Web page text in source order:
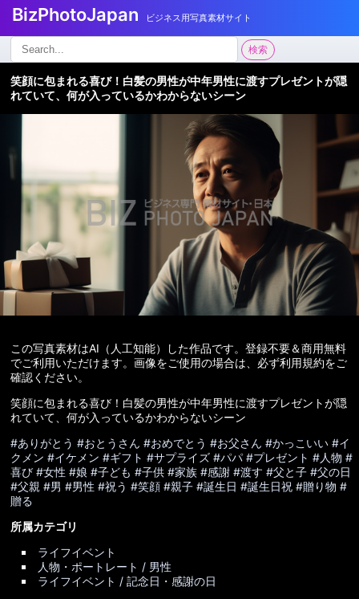
BizPhotoJapan ビジネス用写真素材サイト
検
索:
検索
笑顔に包まれる喜び！白髪の男性が中年男性に渡すプレゼントが隠
れていて、何が入っているかわからないシーン
この写真素材はAI（人工知能）した作品です。登録不要＆商用無料
でご利用いただけます。画像をご使用の場合は、必ず利用規約をご
確認ください。
笑顔に包まれる喜び！白髪の男性が中年男性に渡すプレゼントが隠
れていて、何が入っているかわからないシーン
#ありがとう #おとうさん #おめでとう #お父さん #かっこいい #イ
クメン #イケメン #ギフト #サプライズ #パパ #プレゼント #人物 #
喜び #女性 #娘 #子ども #子供 #家族 #感謝 #渡す #父と子 #父の日
#父親 #男 #男性 #祝う #笑顔 #親子 #誕生日 #誕生日祝 #贈り物 #
贈る
所属カテゴリ
ライフイベント
人物・ポートレート / 男性
ライフイベント / 記念日・感謝の日